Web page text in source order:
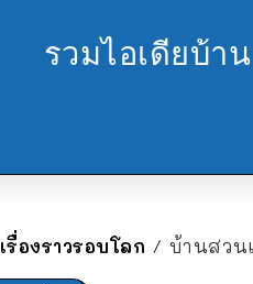
รวมไอเดียบ้าน
เรื่องราวรอบโลก / บ้านสวน